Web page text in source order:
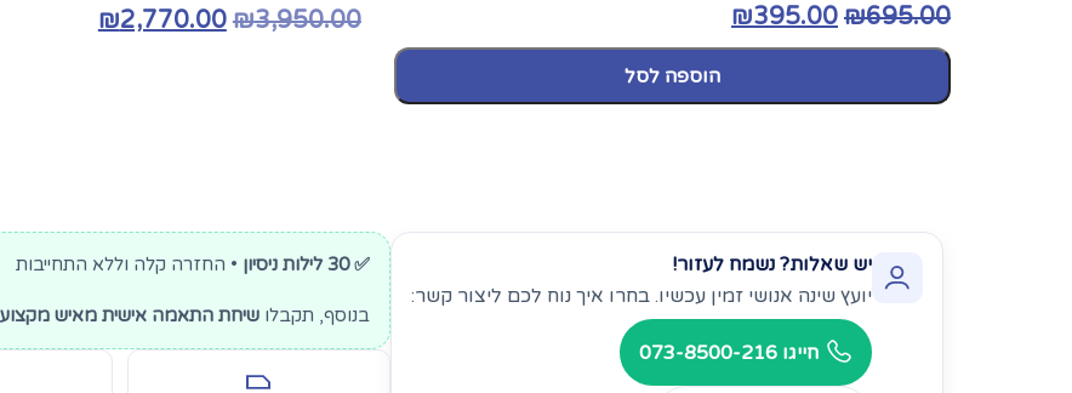
₪3,950.00
המחיר
₪2,770.00 ₪695.00
₪395.00
הוספה לסל
יש שאלות? נשמח לעזור!
יועץ שינה אנושי זמין עכשיו. בחרו איך נוח לכם ליצור קשר:
חייגו 073-8500-216
✅ 30 לילות ניסיון • החזרה קלה וללא התחייבות
בנוסף, תקבלו שיחת התאמה אישית מאיש מקצוע